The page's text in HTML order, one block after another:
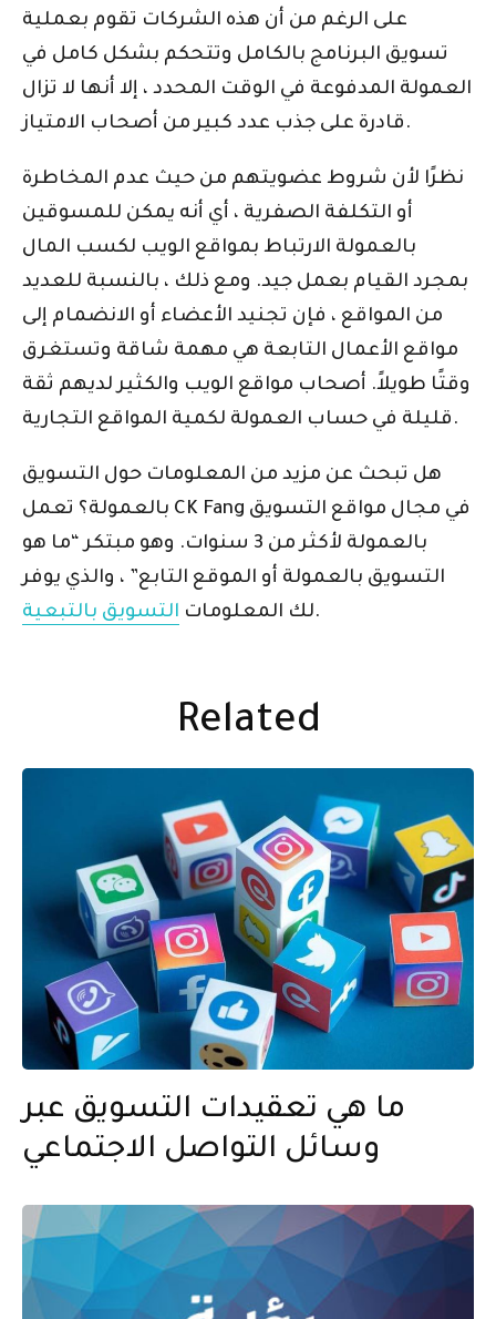
على الرغم من أن هذه الشركات تقوم بعملية
تسويق البرنامج بالكامل وتتحكم بشكل كامل في
العمولة المدفوعة في الوقت المحدد ، إلا أنها لا تزال
قادرة على جذب عدد كبير من أصحاب الامتياز.
نظرًا لأن شروط عضويتهم من حيث عدم المخاطرة
أو التكلفة الصفرية ، أي أنه يمكن للمسوقين
بالعمولة الارتباط بمواقع الويب لكسب المال
بمجرد القيام بعمل جيد. ومع ذلك ، بالنسبة للعديد
من المواقع ، فإن تجنيد الأعضاء أو الانضمام إلى
مواقع الأعمال التابعة هي مهمة شاقة وتستغرق
وقتًا طويلاً. أصحاب مواقع الويب والكثير لديهم ثقة
قليلة في حساب العمولة لكمية المواقع التجارية.
هل تبحث عن مزيد من المعلومات حول التسويق
بالعمولة؟ تعمل CK Fang في مجال مواقع التسويق
بالعمولة لأكثر من 3 سنوات. وهو مبتكر “ما هو
التسويق بالعمولة أو الموقع التابع” ، والذي يوفر
لك المعلومات التسويق بالتبعية .
Related
ما هي تعقيدات التسويق عبر
وسائل التواصل الاجتماعي